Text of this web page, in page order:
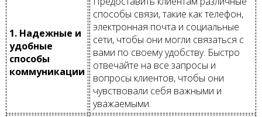
1. Надежные и
удобные
способы
коммуникации
способы связи, такие как телефон,
электронная почта и социальные
сети, чтобы они могли связаться с
вами по своему удобству. Быстро
отвечайте на все запросы и
вопросы клиентов, чтобы они
чувствовали себя важными и
уважаемыми.